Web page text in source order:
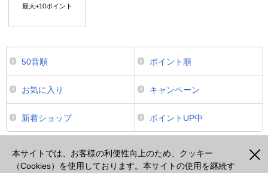
本サイトでは、お客様の利便性向上のため、クッキー
（Cookies）を使用しております。本サイトの使用を継続す
最大+10ポイント
50音順 ポイント順
お気に入り キャンペーン
新着ショップ ポイントUP中